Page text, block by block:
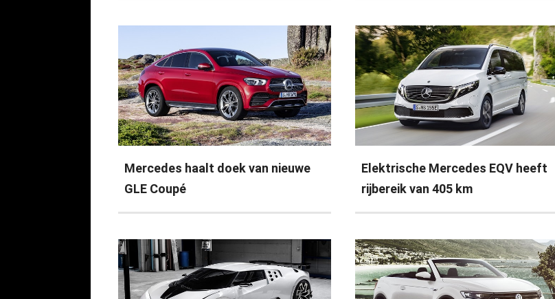
Mercedes haalt doek van nieuwe
GLE Coupé
Elektrische Mercedes EQV heeft
rijbereik van 405 km